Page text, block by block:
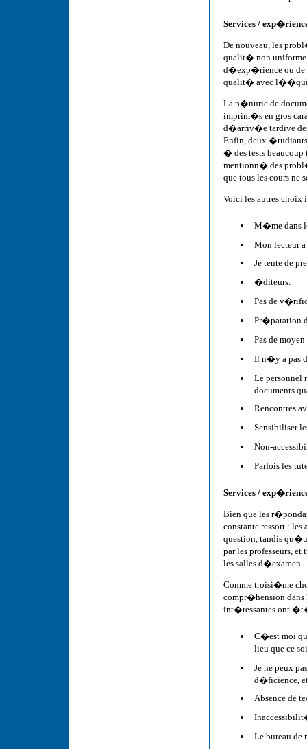
Services /
De nouveau, les
qualit� non uniforme
d�exp�rience ou de
qualit� avec
La p�nurie de
imprim�s en gros
d�arriv�e tardive
Enfin, deux
� des tests
mentionn� des
que tous les cours ne
Voici les autres
M�me dans
Mon lecteur
Je tente de
�diteurs.
Pas de
Pr�paration
Pas de
Il n�y a pas
Le personnel
documents
Rencontres
Sensibiliser
Non-
Parfois les
Services /
Bien que les
constante ressort :
question, tandis
par les professeurs,
les salles d�examen.
Comme troisi�me
compr�hension dans
int�ressantes ont
C�est moi
lieu que ce
Je ne peux
d�ficience,
Absence de
Le bureau de